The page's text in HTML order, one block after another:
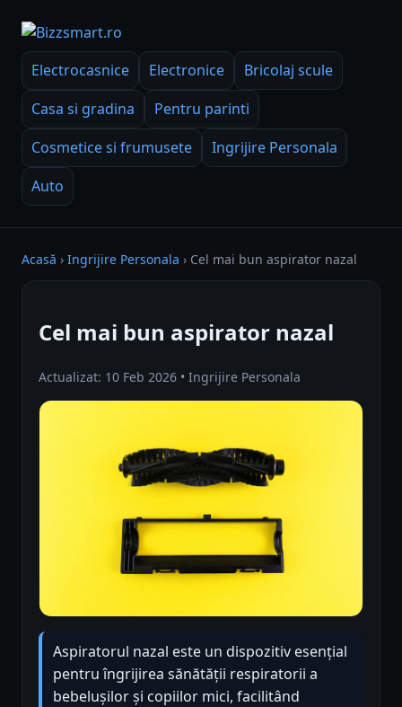
Electrocasnice Electronice
Bricolaj scule
Casa si gradina
Pentru parinti
Cosmetice si frumusete
Ingrijire Personala
Auto
Acasă › Ingrijire Personala › Cel mai bun aspirator nazal
Cel mai bun aspirator nazal
Actualizat: 10 Feb 2026 • Ingrijire Personala
Aspiratorul nazal este un dispozitiv esențial
pentru îngrijirea sănătății respiratorii a
bebelușilor și copiilor mici, facilitând